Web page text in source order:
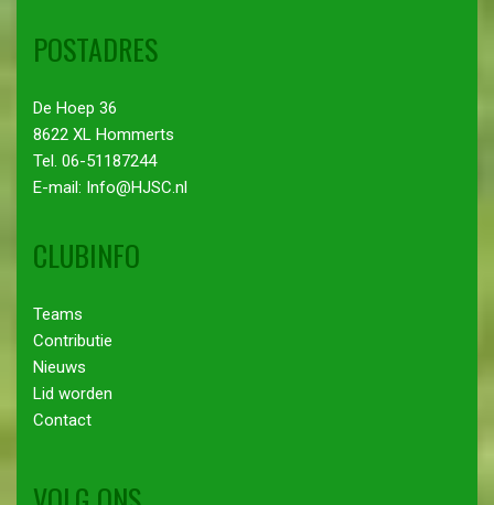
POSTADRES
De Hoep 36
8622 XL Hommerts
Tel. 06-51187244
E-mail: Info@HJSC.nl
CLUBINFO
Teams
Contributie
Nieuws
Lid worden
Contact